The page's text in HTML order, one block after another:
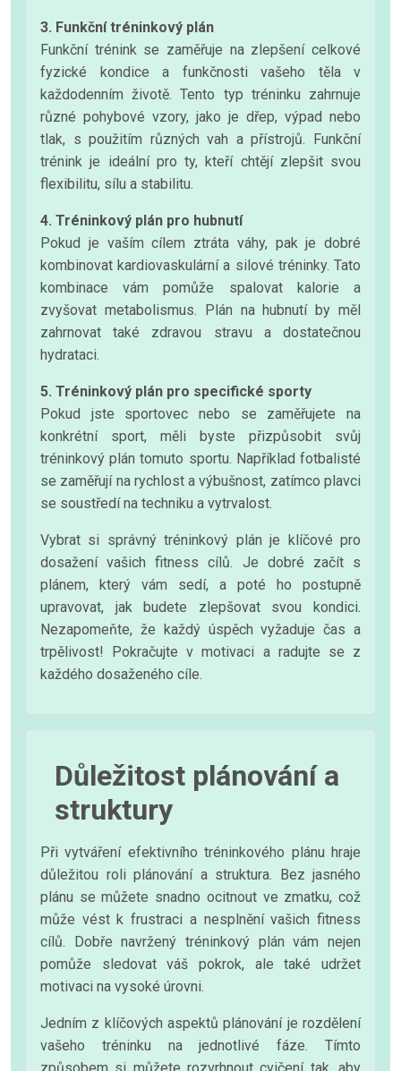
3. Funkční tréninkový plán
Funkční trénink se zaměřuje na zlepšení celkové
fyzické kondice a funkčnosti vašeho těla v
každodenním životě. Tento typ tréninku zahrnuje
různé pohybové vzory, jako je dřep, výpad nebo
tlak, s použitím různých vah a přístrojů. Funkční
trénink je ideální pro ty, kteří chtějí zlepšit svou
flexibilitu, sílu a stabilitu.
4. Tréninkový plán pro hubnutí
Pokud je vaším cílem ztráta váhy, pak je dobré
kombinovat kardiovaskulární a silové tréninky. Tato
kombinace vám pomůže spalovat kalorie a
zvyšovat metabolismus. Plán na hubnutí by měl
zahrnovat také zdravou stravu a dostatečnou
hydrataci.
5. Tréninkový plán pro specifické sporty
Pokud jste sportovec nebo se zaměřujete na
konkrétní sport, měli byste přizpůsobit svůj
tréninkový plán tomuto sportu. Například fotbalisté
se zaměřují na rychlost a výbušnost, zatímco plavci
se soustředí na techniku a vytrvalost.
Vybrat si správný tréninkový plán je klíčové pro
dosažení vašich fitness cílů. Je dobré začít s
plánem, který vám sedí, a poté ho postupně
upravovat, jak budete zlepšovat svou kondici.
Nezapomeňte, že každý úspěch vyžaduje čas a
trpělivost! Pokračujte v motivaci a radujte se z
každého dosaženého cíle.
Důležitost plánování a
struktury
Při vytváření efektivního tréninkového plánu hraje
důležitou roli plánování a struktura. Bez jasného
plánu se můžete snadno ocitnout ve zmatku, což
může vést k frustraci a nesplnění vašich fitness
cílů. Dobře navržený tréninkový plán vám nejen
pomůže sledovat váš pokrok, ale také udržet
motivaci na vysoké úrovni.
Jedním z klíčových aspektů plánování je rozdělení
vašeho tréninku na jednotlivé fáze. Tímto